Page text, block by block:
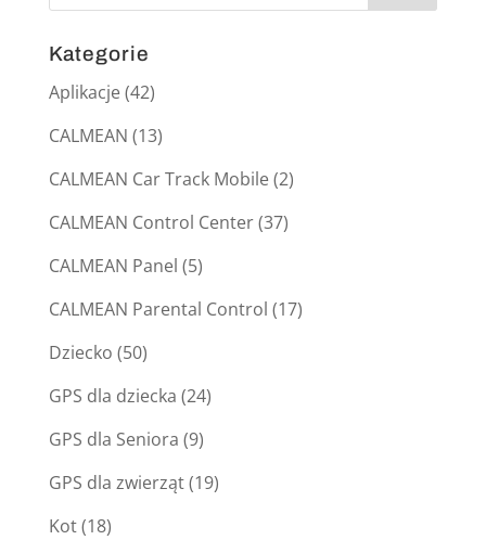
Kategorie
Aplikacje(42)
CALMEAN (13)
CALMEAN Car Track Mobile(2)
CALMEAN Control Center(37)
CALMEAN Panel (5)
CALMEAN Parental Control (17)
Dziecko (50)
GPS dla dziecka (24)
GPS dla Seniora (9)
GPS dla zwierząt(19)
Kot(18)